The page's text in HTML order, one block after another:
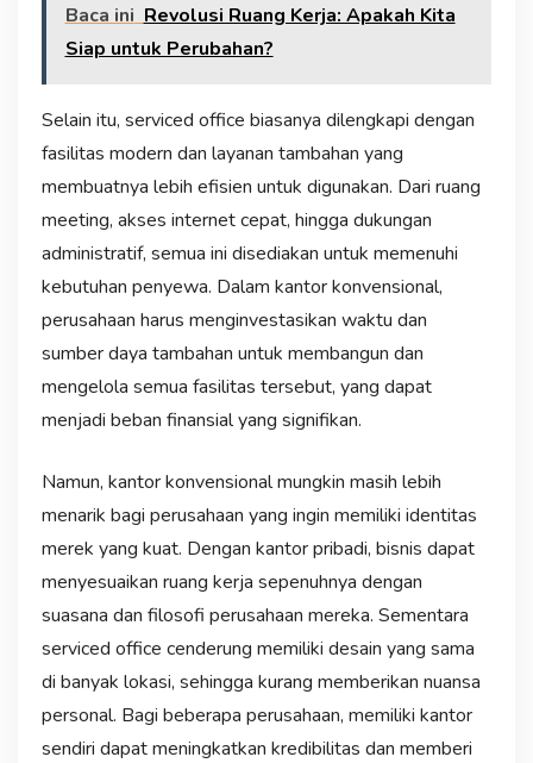
Baca ini Revolusi Ruang Kerja: Apakah Kita
Siap untuk Perubahan?
Selain itu, serviced office biasanya dilengkapi dengan
fasilitas modern dan layanan tambahan yang
membuatnya lebih efisien untuk digunakan. Dari ruang
meeting, akses internet cepat, hingga dukungan
administratif, semua ini disediakan untuk memenuhi
kebutuhan penyewa. Dalam kantor konvensional,
perusahaan harus menginvestasikan waktu dan
sumber daya tambahan untuk membangun dan
mengelola semua fasilitas tersebut, yang dapat
menjadi beban finansial yang signifikan.
Namun, kantor konvensional mungkin masih lebih
menarik bagi perusahaan yang ingin memiliki identitas
merek yang kuat. Dengan kantor pribadi, bisnis dapat
menyesuaikan ruang kerja sepenuhnya dengan
suasana dan filosofi perusahaan mereka. Sementara
serviced office cenderung memiliki desain yang sama
di banyak lokasi, sehingga kurang memberikan nuansa
personal. Bagi beberapa perusahaan, memiliki kantor
sendiri dapat meningkatkan kredibilitas dan memberi